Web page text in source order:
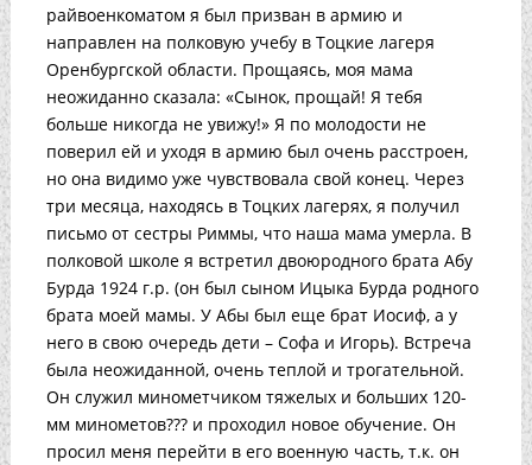
райвоенкоматом я был призван в армию и
направлен на полковую учебу в Тоцкие лагеря
Оренбургской области. Прощаясь, моя мама
неожиданно сказала: «Сынок, прощай! Я тебя
больше никогда не увижу!» Я по молодости не
поверил ей и уходя в армию был очень расстроен,
но она видимо уже чувствовала свой конец. Через
три месяца, находясь в Тоцких лагерях, я получил
письмо от сестры Риммы, что наша мама умерла. В
полковой школе я встретил двоюродного брата Абу
Бурда 1924 г.р. (он был сыном Ицыка Бурда родного
брата моей мамы. У Абы был еще брат Иосиф, а у
него в свою очередь дети – Софа и Игорь). Встреча
была неожиданной, очень теплой и трогательной.
Он служил минометчиком тяжелых и больших 120-
мм минометов??? и проходил новое обучение. Он
просил меня перейти в его военную часть, т.к. он